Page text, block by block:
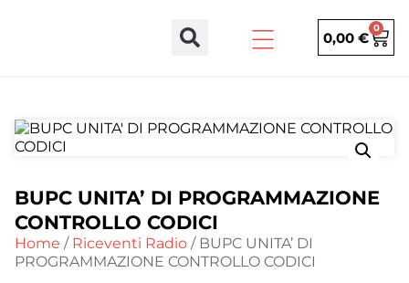
0,00 €
0
BUPC UNITA’ DI PROGRAMMAZIONE
CONTROLLO CODICI
Home / Riceventi Radio / BUPC UNITA’ DI
PROGRAMMAZIONE CONTROLLO CODICI